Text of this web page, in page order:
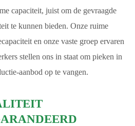
capaciteit, juist om de gevraagde
te kunnen bieden. Onze ruime
en onze vaste groep ervaren
stellen ons in staat om pieken in
aanbod op te vangen.